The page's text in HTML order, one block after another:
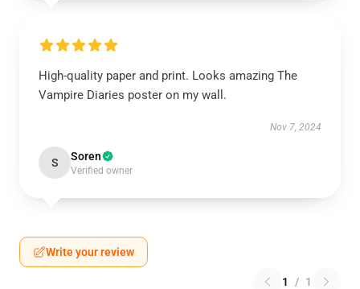
High-quality paper and print. Looks amazing The
Vampire Diaries poster on my wall.
Nov 7, 2024
S Soren
Verified owner
Write your review
1 / 1